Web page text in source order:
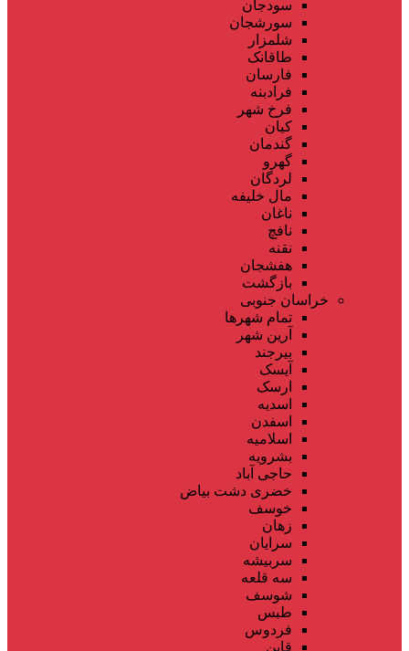
سودجان
سورشجان
شلمزار
طاقانک
فارسان
فرادبنه
فرخ شهر
کیان
گندمان
گهرو
لردگان
مال خلیفه
ناغان
نافچ
نقنه
هفشجان
بازگشت
خراسان جنوبی
تمام شهر‌ها
آرین شهر
بیرجند
آیسک
ارسک
اسدیه
اسفدن
اسلامیه
بشرویه
حاجی آباد
خضری دشت بیاض
خوسف
زهان
سرایان
سربیشه
سه قلعه
شوسف
طبس
فردوس
قاین